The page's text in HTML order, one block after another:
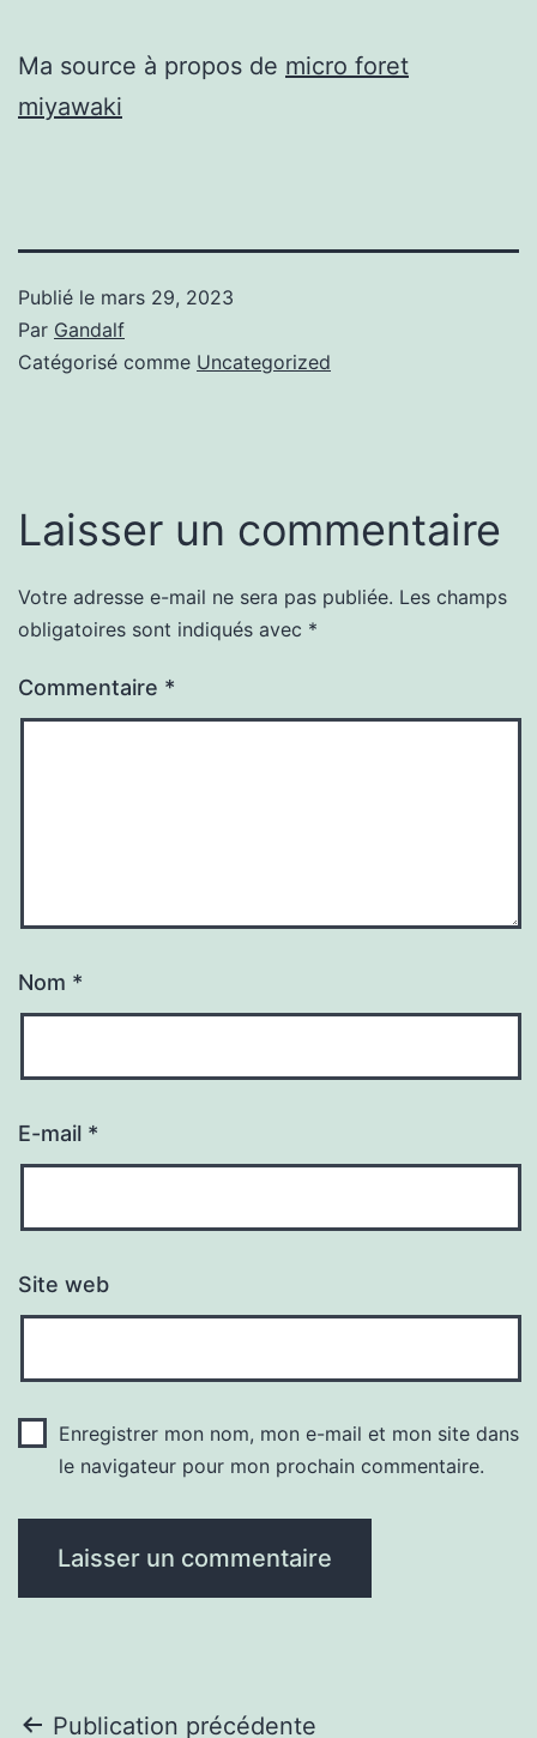
Ma source à propos de micro foret
miyawaki
Publié le mars 29, 2023
Par Gandalf
Catégorisé comme Uncategorized
Laisser un commentaire
Votre adresse e-mail ne sera pas publiée. Les champs
obligatoires sont indiqués avec *
Commentaire *
Nom *
E-mail *
Site web
Enregistrer mon nom, mon e-mail et mon site dans
le navigateur pour mon prochain commentaire.
Publication précédente